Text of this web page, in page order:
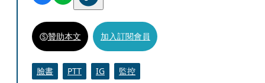
贊助本文 加入訂閱會員
臉書 PTT IG 監控